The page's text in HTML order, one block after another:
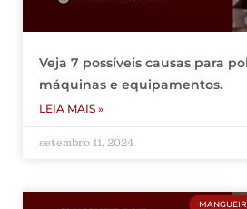
Veja 7 possíveis causas para
máquinas e equipamentos.
LEIA MAIS »
setembro 11, 2024